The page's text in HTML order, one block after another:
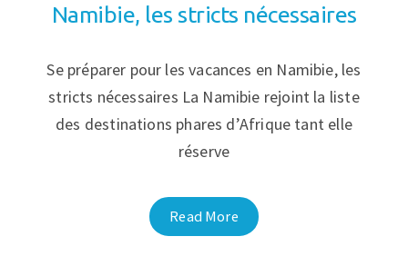
Namibie, les stricts nécessaires
Se préparer pour les vacances en Namibie, les
stricts nécessaires La Namibie rejoint la liste
des destinations phares d’Afrique tant elle
réserve
Read More